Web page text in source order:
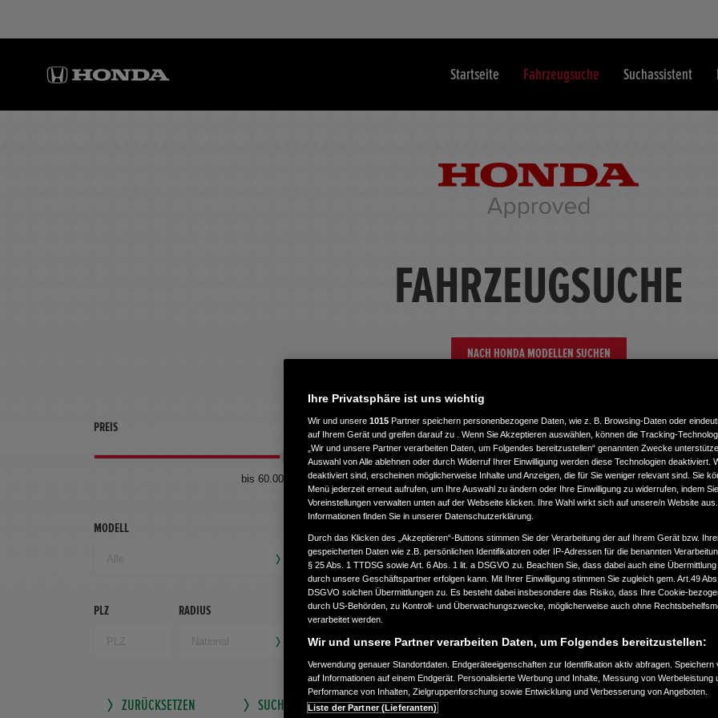
Startseite Fahrzeugsuche Suchassistent
FAHRZEUGSUCHE
NACH HONDA MODELLEN SUCHEN
PREIS
bis 60.000 €
ERSTZULASSUNG
ab 2000
bis
360.000
km
LEISTUNG
MODELL
PLZ RADIUS EURONORM
ZURÜCKSETZEN SUCHE SPEICHERN SUCHAUFTRAG ERSTELLEN
Ihre Privatsphäre ist uns wichtig
Wir und unsere 1015 Partner speichern personenbezogene Daten, wie z. B. Browsing-Daten oder
auf Ihrem Gerät und greifen darauf zu . Wenn Sie Akzeptieren auswählen, können die Tracking-
„Wir und unsere Partner verarbeiten Daten, um Folgendes bereitzustellen“ genannten Zwecke
Auswahl von Alle ablehnen oder durch Widerruf Ihrer Einwilligung werden diese Technologien deaktiviert.
deaktiviert sind, erscheinen möglicherweise Inhalte und Anzeigen, die für Sie weniger relevant sind. Sie
Menü jederzeit erneut aufrufen, um Ihre Auswahl zu ändern oder Ihre Einwilligung zu widerrufen, indem
Voreinstellungen verwalten unten auf der Webseite klicken. Ihre Wahl wirkt sich auf unsere/n Website
Informationen finden Sie in unserer Datenschutzerklärung.
Durch das Klicken des „Akzeptieren“-Buttons stimmen Sie der Verarbeitung der auf Ihrem Gerät bzw.
gespeicherten Daten wie z.B. persönlichen Identifikatoren oder IP-Adressen für die benannten
§ 25 Abs. 1 TTDSG sowie Art. 6 Abs. 1 lit. a DSGVO zu. Beachten Sie, dass dabei auch eine Übermittlung
durch unsere Geschäftspartner erfolgen kann. Mit Ihrer Einwilligung stimmen Sie zugleich gem. Art.49
DSGVO solchen Übermittlungen zu. Es besteht dabei insbesondere das Risiko, dass Ihre Cookie-
durch US-Behörden, zu Kontroll- und Überwachungszwecke, möglicherweise auch ohne
verarbeitet werden.
Wir und unsere Partner verarbeiten Daten, um Folgendes bereitzustellen:
Verwendung genauer Standortdaten. Endgeräteeigenschaften zur Identifikation aktiv abfragen. Speichern
auf Informationen auf einem Endgerät. Personalisierte Werbung und Inhalte, Messung von Werbeleistung
Performance von Inhalten, Zielgruppenforschung sowie Entwicklung und Verbesserung von Angeboten.
Liste der Partner (Lieferanten)